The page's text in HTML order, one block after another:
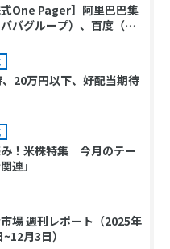
式One Pager】阿里巴巴集
バグループ）、百度（バ
20万円以下、好配当期待
！米株特集 今月のテー
連」
場 週刊レポート（2025年
月3日）